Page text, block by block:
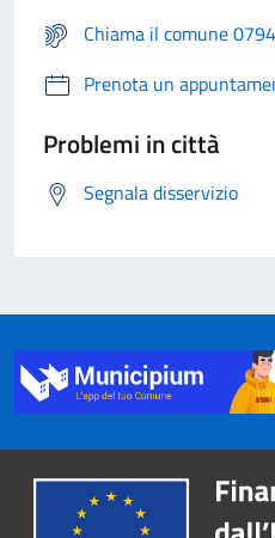
Chiama il comune
Prenota un
Problemi in città
Segnala disservizio